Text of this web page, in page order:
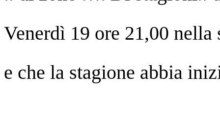
Venerdì 19 ore 21,00
e che la stagione abbia